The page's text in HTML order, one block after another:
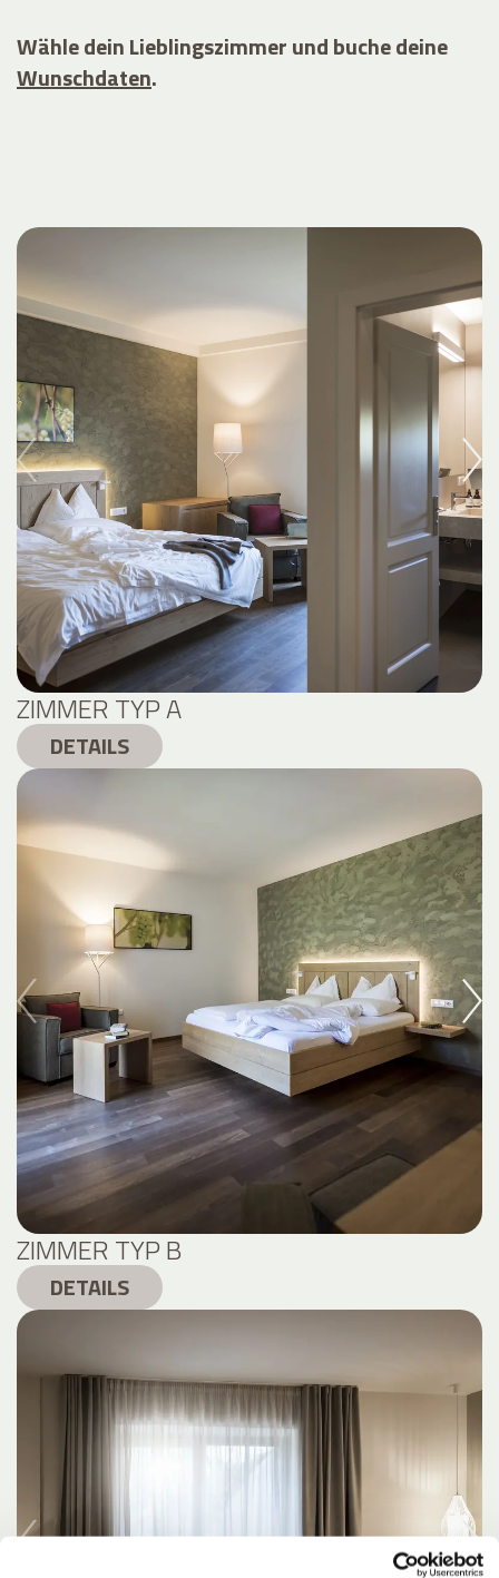
Wähle dein Lieblingszimmer und buche deine
Wunschdaten.
ZIMMER TYP A
DETAILS
ZIMMER TYP B
DETAILS